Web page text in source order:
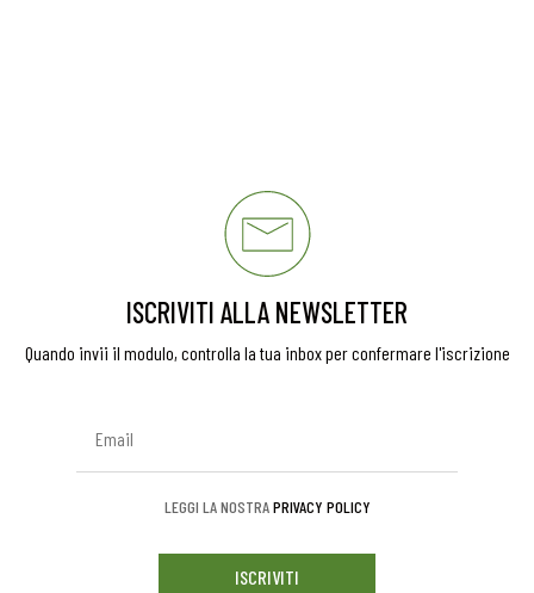
ISCRIVITI ALLA NEWSLETTER
Quando invii il modulo, controlla la tua inbox per confermare l'iscrizione
LEGGI LA NOSTRAPRIVACY POLICY
ISCRIVITI